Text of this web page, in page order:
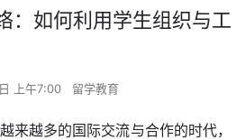
：如何利用学生组织与工
上午7:00 留学教育
来越多的国际交流与合作的时代，